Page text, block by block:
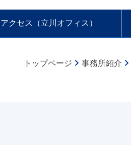
アクセス（立川オフィス）
トップページ 事務所紹介